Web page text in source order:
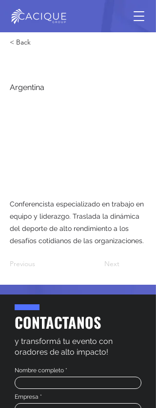
< Back
Argentina
Conferencista especializado en trabajo en
equipo y liderazgo. Traslada la dinámica
del deporte de alto rendimiento a los
desafíos cotidianos de las organizaciones.
Previous Next
CONTACTANOS
y transformá tu evento con
oradores de alto impacto!
Nombre completo
Empresa